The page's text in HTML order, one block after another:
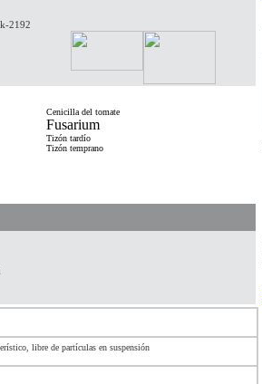
2192
Cenicilla del tomate
Fusarium
Tizón tardío
Tizón temprano
libre de partículas en suspensión